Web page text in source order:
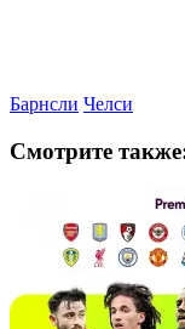
Барнсли Челси
Смотрите